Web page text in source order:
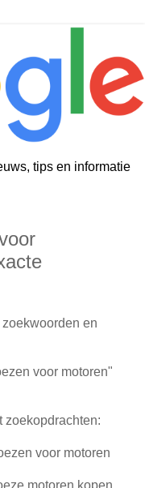
tips en informatie
en
voor motoren"
zoekopdrachten:
voor motoren
motoren kopen